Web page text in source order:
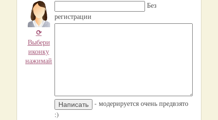
⟳
Выбери
иконку
нажимай
Без
регистрации
- модерируется очень предвзято
:)